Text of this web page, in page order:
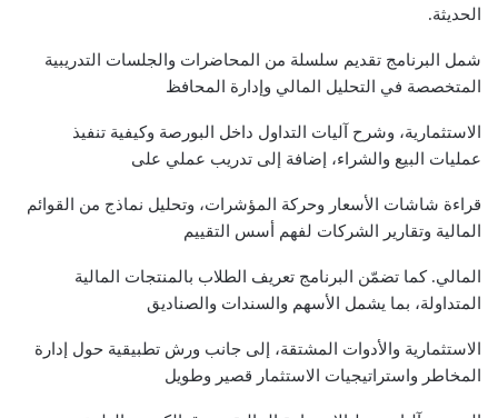
الحديثة.
شمل البرنامج تقديم سلسلة من المحاضرات والجلسات التدريبية
المتخصصة في التحليل المالي وإدارة المحافظ
الاستثمارية، وشرح آليات التداول داخل البورصة وكيفية تنفيذ
عمليات البيع والشراء، إضافة إلى تدريب عملي على
قراءة شاشات الأسعار وحركة المؤشرات، وتحليل نماذج من القوائم
المالية وتقارير الشركات لفهم أسس التقييم
المالي. كما تضمّن البرنامج تعريف الطلاب بالمنتجات المالية
المتداولة، بما يشمل الأسهم والسندات والصناديق
الاستثمارية والأدوات المشتقة، إلى جانب ورش تطبيقية حول إدارة
المخاطر واستراتيجيات الاستثمار قصير وطويل